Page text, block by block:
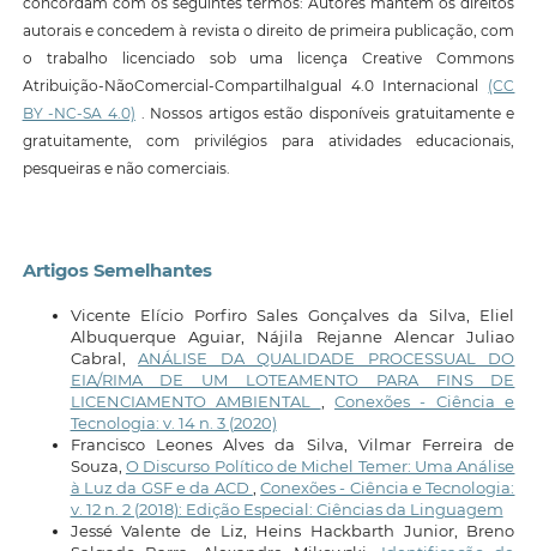
autorais e concedem à revista o direito de primeira publicação, com
o trabalho licenciado sob uma licença Creative Commons
Atribuição-NãoComercial-CompartilhaIgual 4.0 Internacional (CC
BY -NC-SA 4.0) . Nossos artigos estão disponíveis gratuitamente e
gratuitamente, com privilégios para atividades educacionais,
pesqueiras e não comerciais.
Artigos Semelhantes
Vicente Elício Porfiro Sales Gonçalves da Silva, Eliel
Albuquerque Aguiar, Nájila Rejanne Alencar Juliao
Cabral,ANÁLISE DA QUALIDADE PROCESSUAL DO
EIA/RIMA DE UM LOTEAMENTO PARA FINS DE
LICENCIAMENTO AMBIENTAL
,Conexões - Ciência e
Tecnologia: v. 14 n. 3 (2020)
Francisco Leones Alves da Silva, Vilmar Ferreira de
Souza, O Discurso Político de Michel Temer: Uma Análise
à Luz da GSF e da ACD
,Conexões - Ciência e Tecnologia:
v. 12 n. 2 (2018): Edição Especial: Ciências da Linguagem
Jessé Valente de Liz, Heins Hackbarth Junior, Breno